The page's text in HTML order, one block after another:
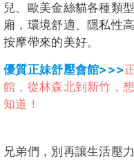
兒、歐美金絲貓各種類
廂，環境舒適、隱私性
按摩帶來的美好。
優質正妹舒壓會館>>>
館，從林森北到新竹，
知道！
兄弟們，別再讓生活壓